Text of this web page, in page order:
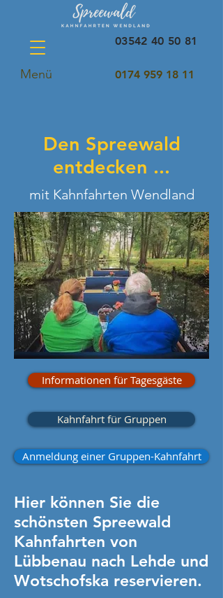
Menü
03542 40 50 81
0174 959 18 11
Den Spreewald
entdecken ...
mit Kahnfahrten Wendland
Informationen für Tagesgäste
Kahnfahrt für Gruppen
Anmeldung einer Gruppen-Kahnfahrt
Hier können Sie die
schönsten Spreewald
Kahnfahrten von
Lübbenau nach Lehde und
Wotschofska reservieren.